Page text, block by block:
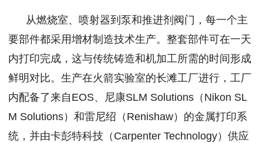
从燃烧室、喷射器到泵和推进剂阀门，每一个主
要部件都采用增材制造技术生产。整套部件可在一天
内打印完成，这与传统铸造和机加工所需的时间形成
鲜明对比。生产在火箭实验室的长滩工厂进行，工厂
内配备了来自EOS、尼康SLM Solutions（Nikon SL
M Solutions）和雷尼绍（Renishaw）的金属打印系
统，并由卡彭特科技（Carpenter Technology）供应